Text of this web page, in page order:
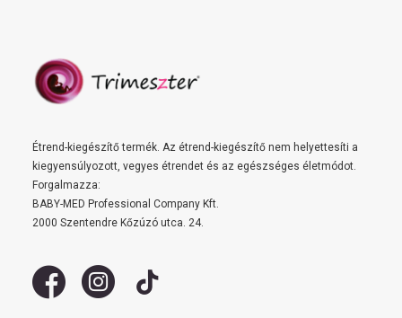
Étrend-kiegészítő termék. Az étrend-kiegészítő nem helyettesíti a
kiegyensúlyozott, vegyes étrendet és az egészséges életmódot.
Forgalmazza:
BABY-MED Professional Company Kft.
2000 Szentendre Kőzúzó utca. 24.